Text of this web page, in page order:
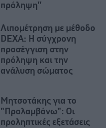
πρόληψη''
Λιπομέτρηση με μέθοδο
DEXA: Η σύγχρονη
προσέγγιση στην
πρόληψη και την
ανάλυση σώματος
Μητσοτάκης για το
"Προλαμβάνω": Οι
προληπτικές εξετάσεις